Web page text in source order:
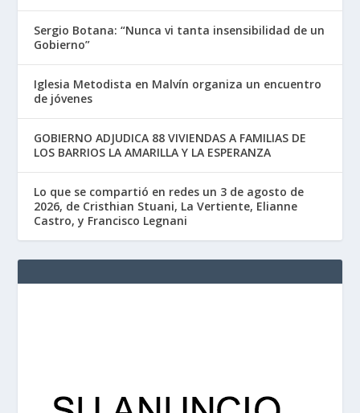
Sergio Botana: “Nunca vi tanta insensibilidad de un
Gobierno”
Iglesia Metodista en Malvín organiza un encuentro
de jóvenes
GOBIERNO ADJUDICA 88 VIVIENDAS A FAMILIAS DE
LOS BARRIOS LA AMARILLA Y LA ESPERANZA
Lo que se compartió en redes un 3 de agosto de
2026, de Cristhian Stuani, La Vertiente, Elianne
Castro, y Francisco Legnani